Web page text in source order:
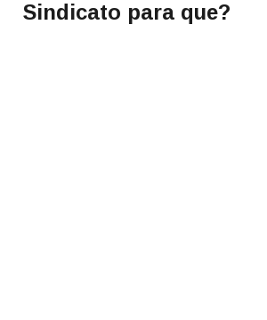
Sindicato para que?